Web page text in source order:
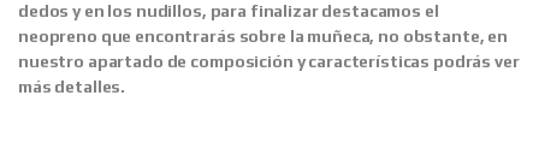
dedos y en los nudillos, para finalizar destacamos el
neopreno que encontrarás sobre la muñeca, no obstante, en
nuestro apartado de composición y características podrás ver
más detalles.